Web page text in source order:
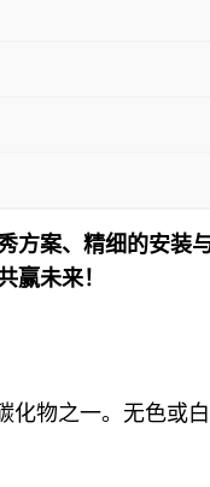
案、精细的安装
赢未来！
物之一。无色或